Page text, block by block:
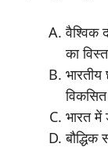
वैश्विक
का
भारत में